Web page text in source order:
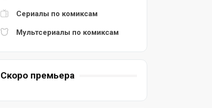
Сериалы по комиксам
Мультсериалы по комиксам
Скоро премьера